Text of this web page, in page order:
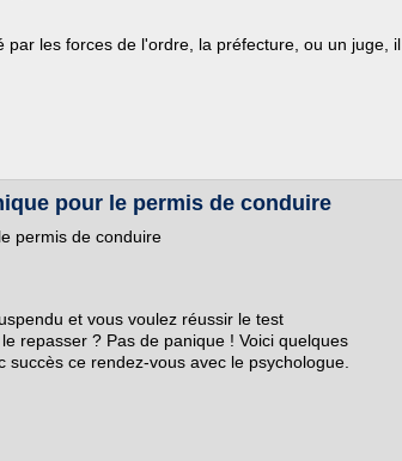
les forces de l'ordre, la préfecture, ou un juge, il
pour le permis de conduire
permis de conduire
et vous voulez réussir le test
repasser ? Pas de panique ! Voici quelques
ce rendez-vous avec le psychologue.